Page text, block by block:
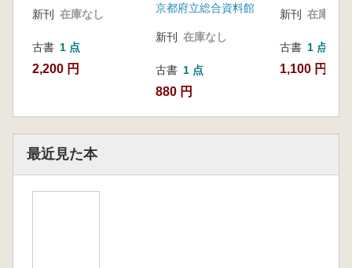
新刊 在庫なし
古書 1 点
2,200 円
京都府立総合資料館
新刊 在庫なし
古書 1 点
880 円
新刊 在庫なし
古書 1 点
1,100 円
最近見た本